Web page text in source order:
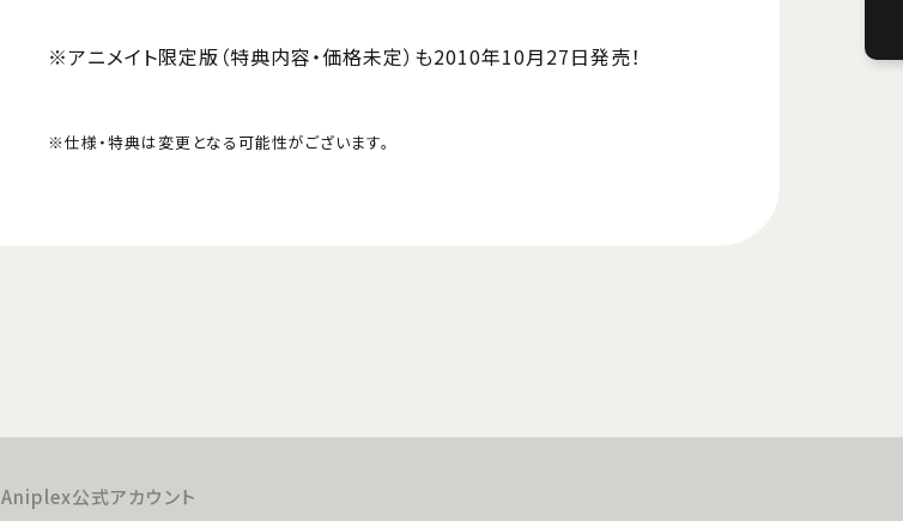
※アニメイト限定版（特典内容・価格未定）も2010年10月27日発売！
※仕様・特典は変更となる可能性がございます。
Aniplex公式アカウント